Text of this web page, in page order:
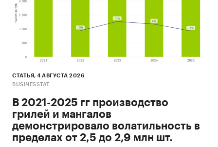
СТАТЬЯ, 4 АВГУСТА 2026
BUSINESSTAT
В 2021-2025 гг производство
грилей и мангалов
демонстрировало волатильность в
пределах от 2,5 до 2,9 млн шт.